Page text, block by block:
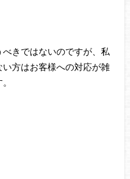
きではないのですが、私
方はお客様への対応が雑